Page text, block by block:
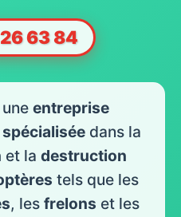
63 84
entreprise
spécialisée dans la
et la destruction
tels que les
, les frelons et les